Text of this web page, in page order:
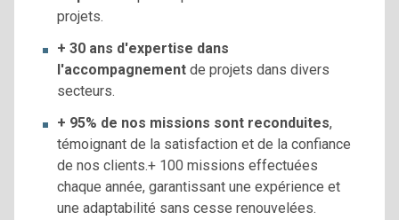
projets.
+ 30 ans d'expertise dans
l'accompagnement de projets dans divers
secteurs.
+ 95% de nos missions sont reconduites,
témoignant de la satisfaction et de la confiance
de nos clients.+ 100 missions effectuées
chaque année, garantissant une expérience et
une adaptabilité sans cesse renouvelées.